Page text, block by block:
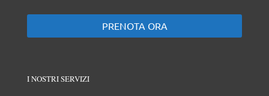
PRENOTA ORA
I NOSTRI SERVIZI